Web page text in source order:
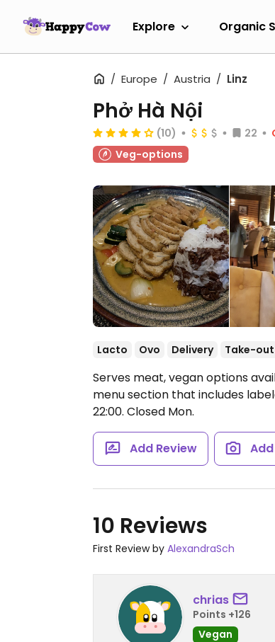
Explore Organic
Europe Austria Linz
Phở Hà Nội
(10) 22
Veg-options
Lacto Ovo Delivery Take-out
Serves meat, vegan options
menu section that includes
22:00. Closed Mon.
Add Review
10 Reviews
First Review by AlexandraSch
chrias
Points +126
Vegan